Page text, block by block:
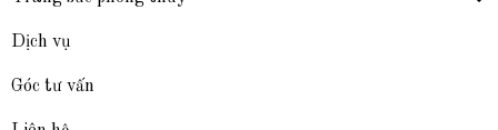
Dịch vụ
Góc tư vấn